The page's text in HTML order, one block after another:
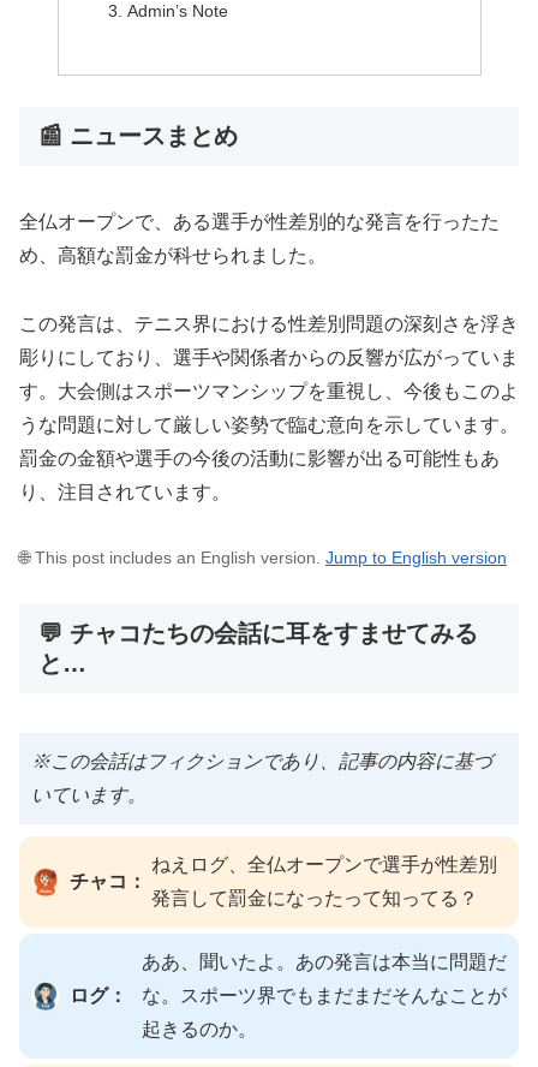
Admin’s Note
📰 ニュースまとめ
全仏オープンで、ある選手が性差別的な発言を行ったた
め、高額な罰金が科せられました。
この発言は、テニス界における性差別問題の深刻さを浮き
彫りにしており、選手や関係者からの反響が広がっていま
す。大会側はスポーツマンシップを重視し、今後もこのよ
うな問題に対して厳しい姿勢で臨む意向を示しています。
罰金の金額や選手の今後の活動に影響が出る可能性もあ
り、注目されています。
🌐 This post includes an English version. Jump to English version
💬 チャコたちの会話に耳をすませてみる
と…
※この会話はフィクションであり、記事の内容に基づ
いています。
チャコ：
ねえログ、全仏オープンで選手が性差別
発言して罰金になったって知ってる？
ログ：
ああ、聞いたよ。あの発言は本当に問題だ
な。スポーツ界でもまだまだそんなことが
起きるのか。